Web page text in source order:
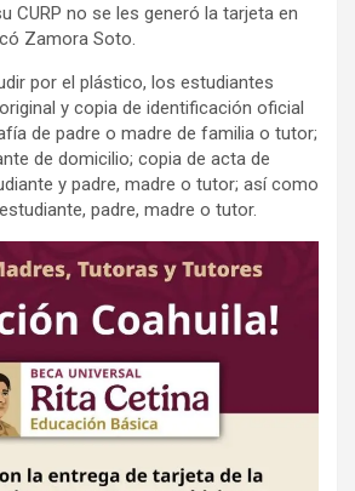
CURP no se les generó la tarjeta en
Zamora Soto.
por el plástico, los estudiantes
y copia de identificación oficial
de padre o madre de familia o tutor;
de domicilio; copia de acta de
y padre, madre o tutor; así como
padre, madre o tutor.